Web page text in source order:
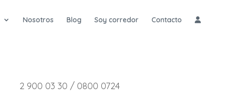
Nosotros Blog Soy corredor Contacto
2 900 03 30 / 0800 0724